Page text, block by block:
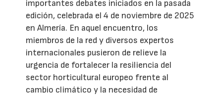
importantes debates iniciados en la pasada
edición, celebrada el 4 de noviembre de 2025
en Almería. En aquel encuentro, los
miembros de la red y diversos expertos
internacionales pusieron de relieve la
urgencia de fortalecer la resiliencia del
sector horticultural europeo frente al
cambio climático y la necesidad de